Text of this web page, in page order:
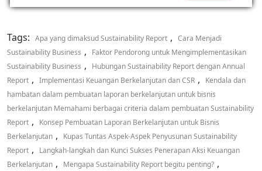
Tags: Apa yang dimaksud Sustainability Report , Cara Menjadi
Sustainability Business ,
Faktor Pendorong untuk Mengimplementasikan
Sustainability Business ,
Hubungan Sustainability Report dengan Annual
Report , Implementasi Keuangan Berkelanjutan dan CSR ,
Kendala dan
hambatan dalam pembuatan laporan berkelanjutan untuk bisnis
berkelanjutan Memahami berbagai criteria dalam pembuatan Sustainability
Report ,
Konsep Pembuatan Laporan Berkelanjutan untuk Bisnis
Berkelanjutan ,
Kupas Tuntas Aspek-Aspek Penyusunan Sustainability
Report ,
Langkah-langkah dan Kunci Sukses Penerapan Aksi Keuangan
Berkelanjutan , Mengapa Sustainability Report begitu penting? ,